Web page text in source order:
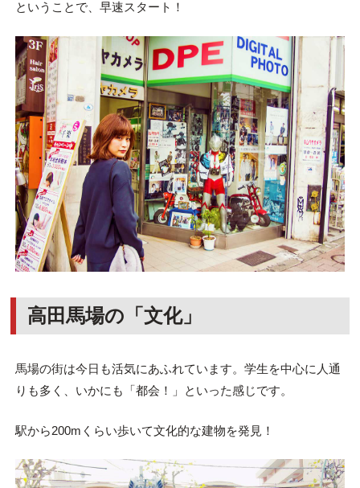
ということで、早速スタート！
高田馬場の「文化」
馬場の街は今日も活気にあふれています。学生を中心に人通
りも多く、いかにも「都会！」といった感じです。
駅から200mくらい歩いて文化的な建物を発見！